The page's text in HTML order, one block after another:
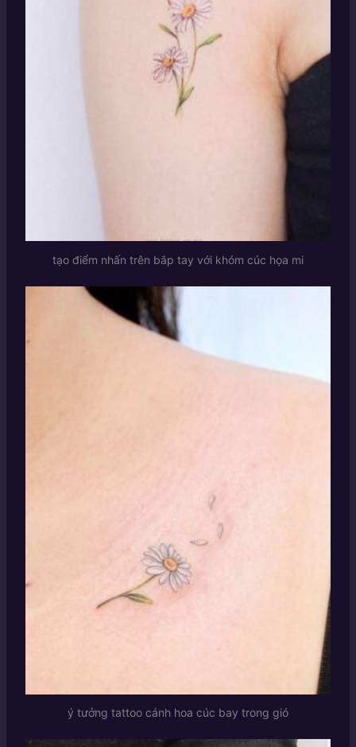
tạo điểm nhấn trên bắp tay với khóm cúc họa mi
ý tưởng tattoo cánh hoa cúc bay trong gió